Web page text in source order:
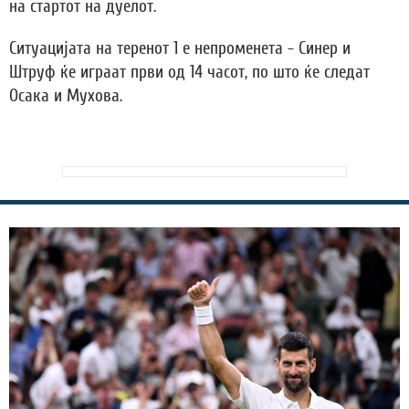
на стартот на дуелот.
Ситуацијата на теренот 1 е непроменета - Синер и
Штруф ќе играат први од 14 часот, по што ќе следат
Осака и Мухова.